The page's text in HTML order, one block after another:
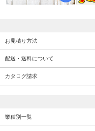
お見積り方法
配送・送料について
カタログ請求
業種別一覧